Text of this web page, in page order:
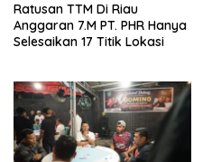
Ratusan TTM Di Riau
Anggaran 7.M PT. PHR Hanya
Selesaikan 17 Titik Lokasi